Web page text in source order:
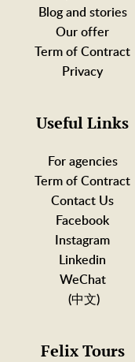
Blog and stories
Our offer
Term of Contract
Privacy
Useful Links
For agencies
Term of Contract
Contact Us
Facebook
Instagram
Linkedin
WeChat
(中文)
Felix Tours